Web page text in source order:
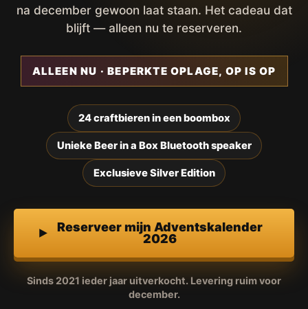
na december gewoon laat staan. Het cadeau dat
blijft — alleen nu te reserveren.
ALLEEN NU · BEPERKTE OPLAGE, OP IS OP
24 craftbieren in een boombox
Unieke Beer in a Box Bluetooth speaker
Exclusieve Silver Edition
Reserveer mijn Adventskalender
2026
Sinds 2021 ieder jaar uitverkocht. Levering ruim voor
december.